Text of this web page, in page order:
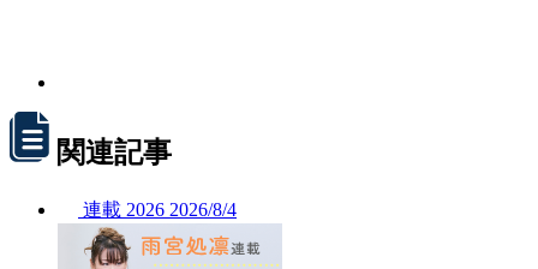
関連記事
連載 2026 2026/8/4